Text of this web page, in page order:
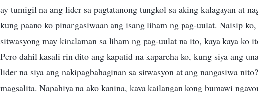
ay tumigil na ang lider sa pagtatanong tungkol sa aking kalagayan at
kung paano ko pinangasiwaan ang isang liham ng pag-uulat. Naisip
sitwasyong may kinalaman sa liham ng pag-uulat na ito, kaya kaya ko
Pero dahil kasali rin dito ang kapatid na kapareha ko, kung siya ang
lider na siya ang nakipagbahaginan sa sitwasyon at ang nangasiwa
magsalita. Napahiya na ako kanina, kaya kailangan kong bumawi